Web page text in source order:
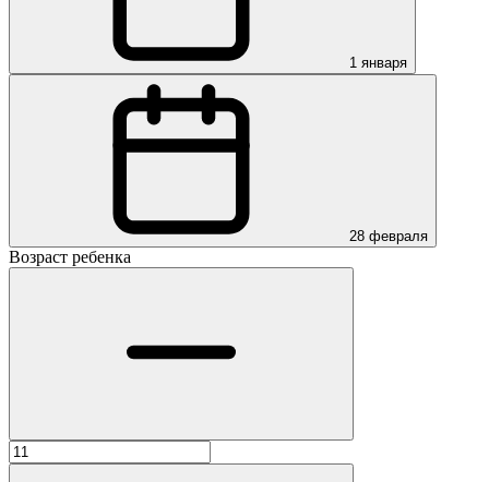
1 января
28 февраля
Возраст ребенка